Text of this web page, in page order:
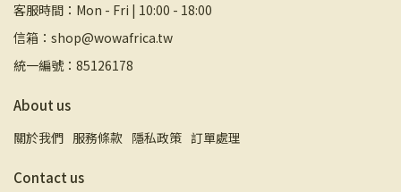
客服時間：Mon - Fri | 10:00 - 18:00
信箱：shop@wowafrica.tw
統一編號：85126178
About us
關於我們 服務條款 隱私政策 訂單處理
Contact us